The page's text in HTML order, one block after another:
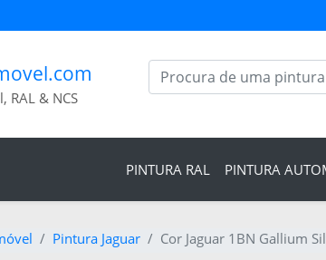
RAL & NCS
PINTURA RAL PINTURA
Pintura Jaguar Cor Jaguar 1BN Gallium